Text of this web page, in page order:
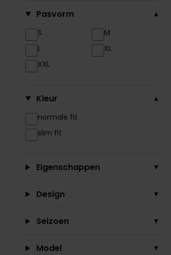
Pasvorm
S
M
L
XL
XXL
Kleur
normale fit
slim fit
Eigenschappen
Design
Seizoen
Model